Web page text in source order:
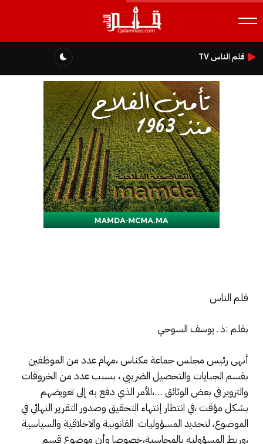
قلم الناس TV
قلم الناس
بقلم :ذ ـ يوسف السوحي
أنهى رئيس مجلس جماعة مكناس ،مهام عدد من الموظفين
بقسم الجبايات والتحصيل الضريبي ، بسبب عدد من الخروقات
والتزوير في بعض الوثائق …،الأمر الذي دفع به إلى تعويضهم
بشكل مؤقت ،في انتظار إنتهاء التحقيق وصدور التقرير النهائي في
الموضوع، لتحديد المسؤوليات القانونية والاخلاقية والسياسية
،وربط المسؤولية بالمحاسبة،خصوصا وأن موضوع قسم